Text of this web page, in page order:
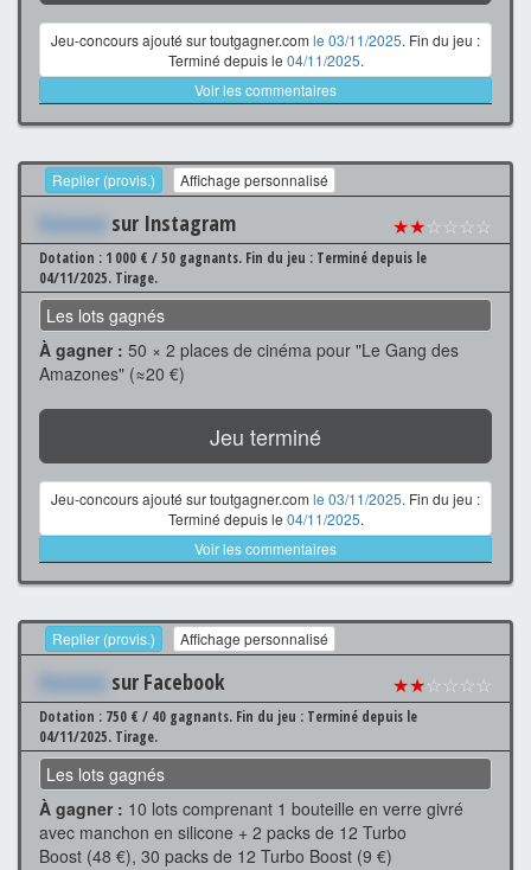
Jeu-concours ajouté sur toutgagner.com le 03/11/2025. Fin du jeu :
Terminé depuis le 04/11/2025.
Voir les commentaires
Replier (provis.) Affichage personnalisé
Xxxxxxx sur Instagram ★★☆☆☆☆
Dotation : 1 000 € / 50 gagnants. Fin du jeu : Terminé depuis le
04/11/2025. Tirage.
Les lots gagnés
À gagner : 50 × 2 places de cinéma pour "Le Gang des
Amazones" (≈20 €)
Jeu terminé
Jeu-concours ajouté sur toutgagner.com le 03/11/2025. Fin du jeu :
Terminé depuis le 04/11/2025.
Voir les commentaires
Replier (provis.) Affichage personnalisé
Xxxxxxx sur Facebook ★★☆☆☆☆
Dotation : 750 € / 40 gagnants. Fin du jeu : Terminé depuis le
04/11/2025. Tirage.
Les lots gagnés
À gagner : 10 lots comprenant 1 bouteille en verre givré
avec manchon en silicone + 2 packs de 12 Turbo
Boost (48 €), 30 packs de 12 Turbo Boost (9 €)